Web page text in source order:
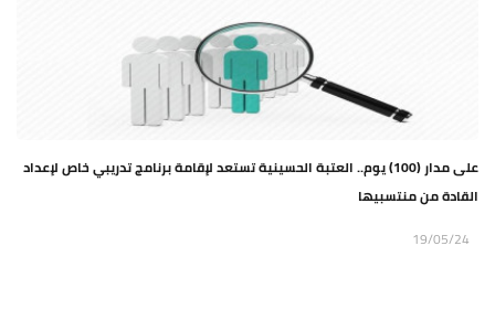
على مدار (100) يوم.. العتبة الحسينية تستعد لإقامة برنامج تدريبي خاص لإعداد
القادة من منتسبيها
19/05/24